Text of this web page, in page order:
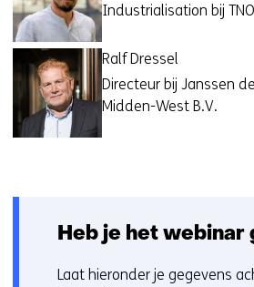
Industrialisation bij TNO
Ralf Dressel
Directeur bij Janssen
Midden-West B.V.
Heb je het webinar
Laat hieronder je gegevens